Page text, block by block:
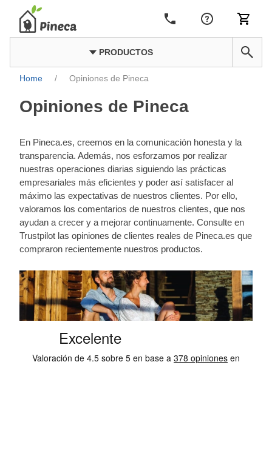
PRODUCTOS
Home / Opiniones de Pineca
Opiniones de Pineca
En Pineca.es, creemos en la comunicación honesta y la
transparencia. Además, nos esforzamos por realizar
nuestras operaciones diarias siguiendo las prácticas
empresariales más eficientes y poder así satisfacer al
máximo las expectativas de nuestros clientes. Por ello,
valoramos los comentarios de nuestros clientes, que nos
ayudan a crecer y a mejorar continuamente. Consulte en
Trustpilot las opiniones de clientes reales de Pineca.es que
compraron recientemente nuestros productos.